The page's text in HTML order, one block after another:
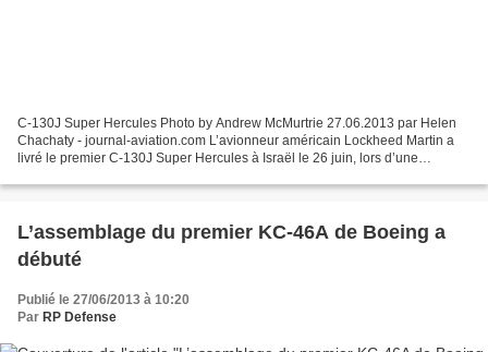
C-130J Super Hercules Photo by Andrew McMurtrie 27.06.2013 par Helen
Chachaty - journal-aviation.com L’avionneur américain Lockheed Martin a
livré le premier C-130J Super Hercules à Israël le 26 juin, lors d’une
L’assemblage du premier KC-46A de Boeing a
débuté
Publié le 27/06/2013 à 10:20
Par RP Defense